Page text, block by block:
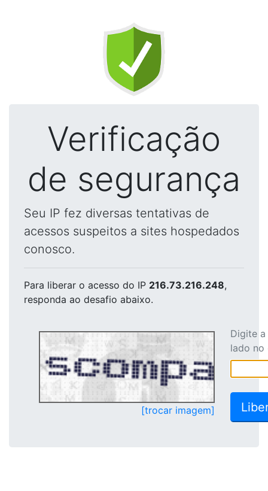
Verificação
de segurança
Seu IP fez diversas tentativas de
acessos suspeitos a sites hospedados
conosco.
Para liberar o acesso do IP 216.73.216.248,
responda ao desafio abaixo.
[trocar imagem]
Digite
lado no